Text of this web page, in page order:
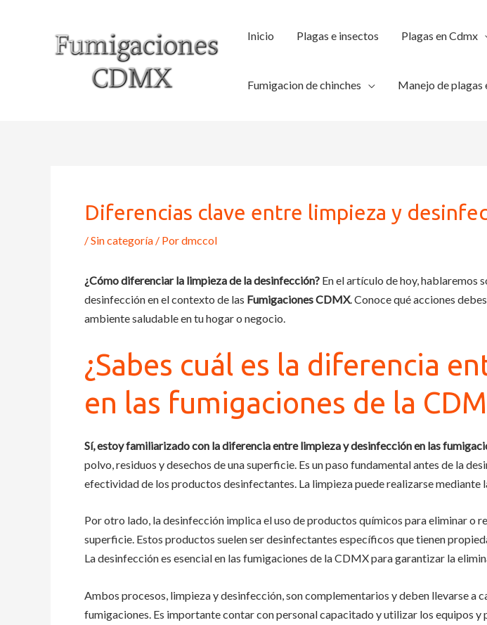
Inicio Plagas e insectos Plagas en Cdmx
Fumigacion de chinches Manejo de plagas
Diferencias clave entre limpieza y
/Sin categoría / Pordmccol
¿Cómo diferenciar la limpieza de la desinfección? En el artículo de hoy, hablaremos
desinfección en el contexto de las Fumigaciones CDMX. Conoce qué acciones
ambiente saludable en tu hogar o negocio.
¿Sabes cuál es la diferencia
en las fumigaciones de la
Sí, estoy familiarizado con la diferencia entre limpieza y desinfección en las
polvo, residuos y desechos de una superficie. Es un paso fundamental antes de la
efectividad de los productos desinfectantes. La limpieza puede realizarse mediante
Por otro lado, la desinfección implica el uso de productos químicos para eliminar o
superficie. Estos productos suelen ser desinfectantes específicos que tienen
La desinfección es esencial en las fumigaciones de la CDMX para garantizar la
Ambos procesos, limpieza y desinfección, son complementarios y deben llevarse a
fumigaciones. Es importante contar con personal capacitado y utilizar los equipos